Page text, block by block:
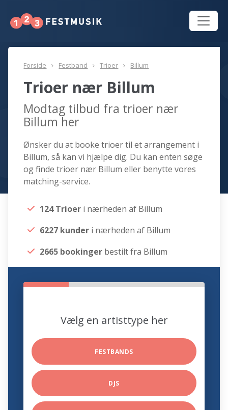
Forside Festband Trioer Billum
Trioer nær Billum
Modtag tilbud fra trioer nær
Billum her
Ønsker du at booke trioer til et arrangement i
Billum, så kan vi hjælpe dig. Du kan enten søge
og finde trioer nær Billum eller benytte vores
matching-service.
124 Trioer i nærheden af Billum
6227 kunder i nærheden af Billum
2665 bookinger bestilt fra Billum
Vælg en artisttype her
FESTBANDS
DJS